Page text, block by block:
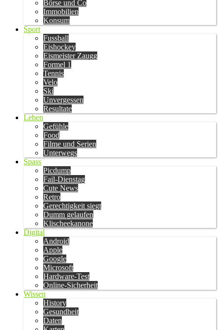
Börse und Co
Immobilien
Konsum
Sport
Fussball
Eishockey
Eismeister Zaugg
Formel 1
Tennis
Velo
Ski
Unvergessen
Resultate
Leben
Gefühle
Food
Filme und Serien
Unterwegs
Spass
Picdump
Fail-Dienstag
Cute News
Retro
Gerechtigkeit siegt
Dumm gelaufen
Klischeekanone
Digital
Android
Apple
Google
Microsoft
Hardware-Test
Online-Sicherheit
Wissen
History
Gesundheit
Daten